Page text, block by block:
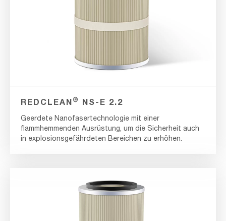
REDCLEAN ® NS-E 2.2
Geerdete Nanofasertechnologie mit einer
flammhemmenden Ausrüstung, um die Sicherheit auch
in explosionsgefährdeten Bereichen zu erhöhen.